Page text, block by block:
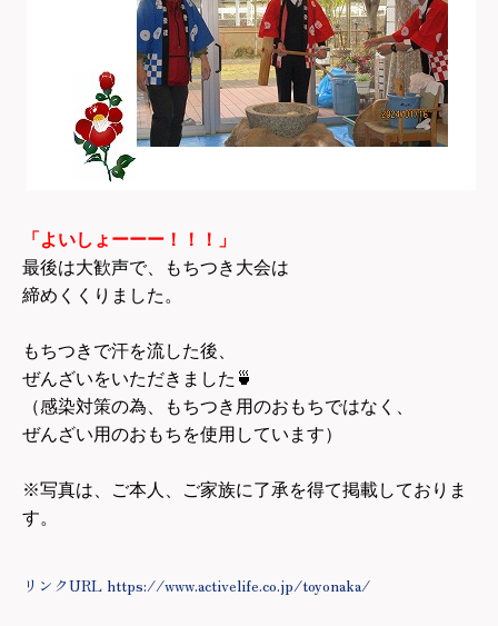
「よいしょーーー！！！」
最後は大歓声で、もちつき大会は
締めくくりました。
もちつきで汗を流した後、
ぜんざいをいただきました🍵
（感染対策の為、もちつき用のおもちではなく、
ぜんざい用のおもちを使用しています）
※写真は、ご本人、ご家族に了承を得て掲載しておりま
す。
リンクURL https://www.activelife.co.jp/toyonaka/